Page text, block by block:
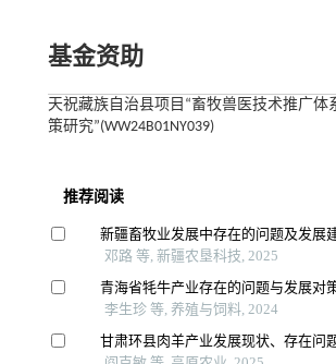
基金资助
天祝藏族自治县项目“畜牧兽医技术推广体
策研究”(WW24B01NY039)